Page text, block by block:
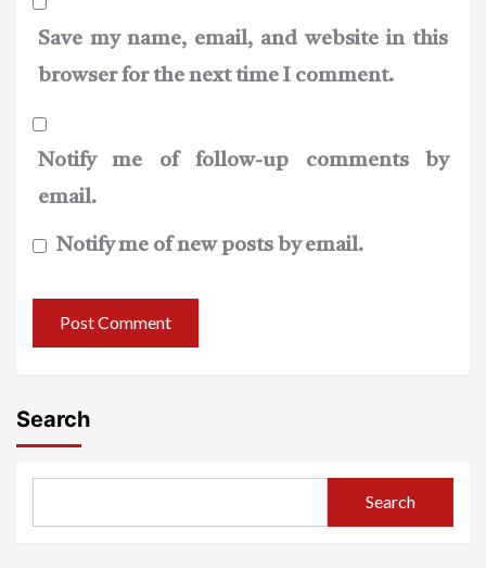
Save my name, email, and website in this
browser for the next time I comment.
Notify me of follow-up comments by
email.
Notify me of new posts by email.
Search
Search